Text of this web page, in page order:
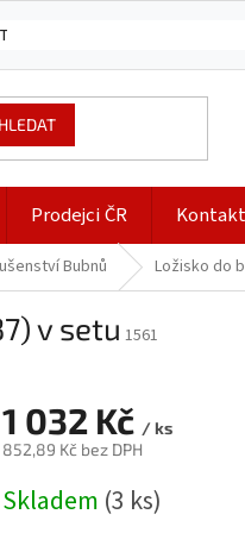
HLEDAT
Prodejci ČR Kontakt
Bubnů Ložisko do
v setu 1561
1 032 Kč / ks
852,89 Kč bez DPH
cena:
Skladem (3 ks)